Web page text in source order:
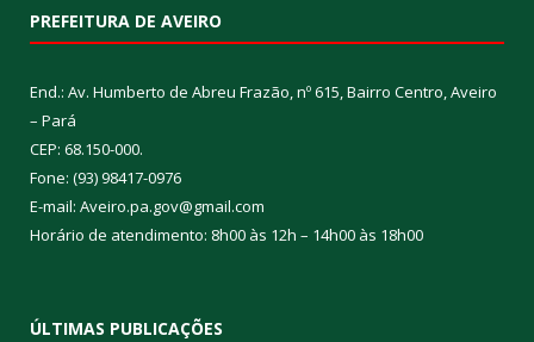
PREFEITURA DE AVEIRO
End.: Av. Humberto de Abreu Frazão, nº 615, Bairro Centro, Aveiro
– Pará
CEP: 68.150-000.
Fone: (93) 98417-0976
E-mail: Aveiro.pa.gov@gmail.com
Horário de atendimento: 8h00 às 12h – 14h00 às 18h00
ÚLTIMAS PUBLICAÇÕES